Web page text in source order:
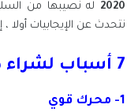
2020 له نصيبها من
نتحدث عن الإيجابيات أولا ، إليك 7 أسباب
7 أسباب لشراء دودج تشارجر 2020 اليوم
1- محرك قوي